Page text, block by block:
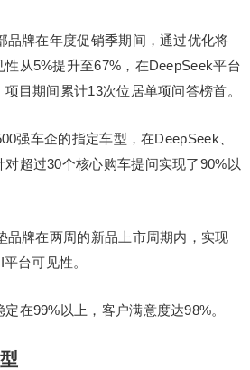
品牌在年度促销季期间，通过优化将
从5%提升至67%，在DeepSeek平台
目期间累计13次位居单项问答榜首。
强车企的指定车型，在DeepSeek、
超过30个核心购车提问实现了90%以
品牌在两周的新品上市周期内，实现
台可见性。
在99%以上，客户满意度达98%。